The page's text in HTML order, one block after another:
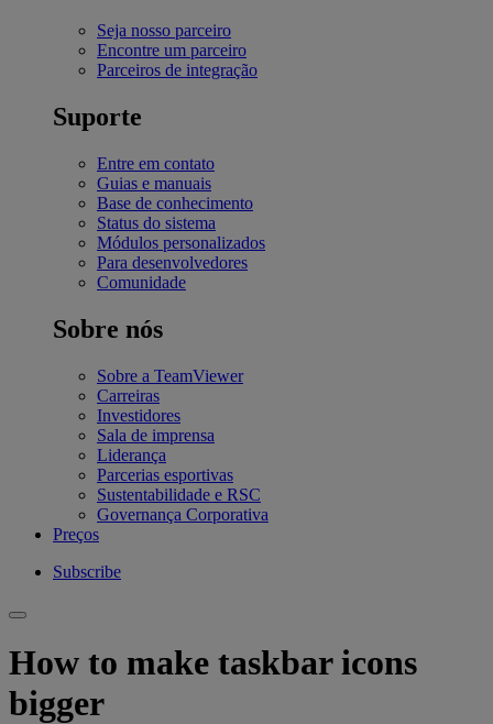
Seja nosso parceiro
Encontre um parceiro
Parceiros de integração
Suporte
Entre em contato
Guias e manuais
Base de conhecimento
Status do sistema
Módulos personalizados
Para desenvolvedores
Comunidade
Sobre nós
Sobre a TeamViewer
Carreiras
Investidores
Sala de imprensa
Liderança
Parcerias esportivas
Sustentabilidade e RSC
Governança Corporativa
Preços
Subscribe
How to make taskbar icons
bigger